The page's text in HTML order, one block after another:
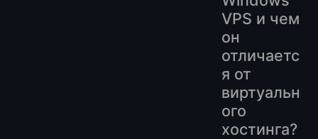
VPS и чем
он
отличаетс
я от
виртуальн
ого
хостинга?